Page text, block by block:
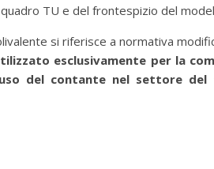
TU e del frontespizio del
si riferisce a normativa
esclusivamente per la
del contante nel settore